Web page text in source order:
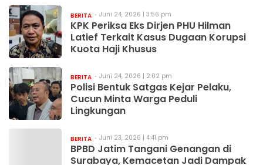
BERITA Juni 24, 2026 | 3:56 pm
KPK Periksa Eks Dirjen PHU Hilman
Latief Terkait Kasus Dugaan Korupsi
Kuota Haji Khusus
BERITA Juni 24, 2026 | 2:02 pm
Polisi Bentuk Satgas Kejar Pelaku,
Cucun Minta Warga Peduli
Lingkungan
BERITA Juni 23, 2026 | 4:41 pm
BPBD Jatim Tangani Genangan di
Surabaya, Kemacetan Jadi Dampak